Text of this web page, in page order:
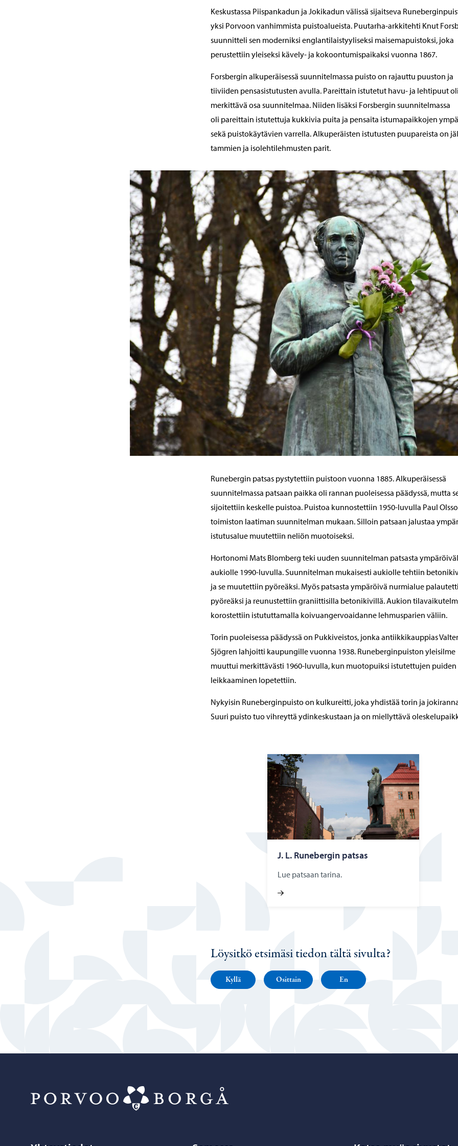
Keskustassa Piispankadun ja Jokikadun välissä sijaitseva
yksi Porvoon vanhimmista puistoalueista. Puutarha-arkkitehti Knut
suunnitteli sen moderniksi englantilaistyyliseksi maisemapuistoksi, joka
perustettiin yleiseksi kävely- ja kokoontumispaikaksi vuonna 1867.
Forsbergin alkuperäisessä suunnitelmassa puisto on rajauttu puuston ja
tiiviiden pensasistutusten avulla. Pareittain istutetut havu- ja lehtipuut
merkittävä osa suunnitelmaa. Niiden lisäksi Forsbergin suunnitelmassa
oli pareittain istutettuja kukkivia puita ja pensaita istumapaikkojen
sekä puistokäytävien varrella. Alkuperäisten istutusten puupareista on
tammien ja isolehtilehmusten parit.
Runebergin patsas pystytettiin puistoon vuonna 1885. Alkuperäisessä
suunnitelmassa patsaan paikka oli rannan puoleisessa päädyssä, mutta
sijoitettiin keskelle puistoa. Puistoa kunnostettiin 1950-luvulla Paul
toimiston laatiman suunnitelman mukaan. Silloin patsaan jalustaa
istutusalue muutettiin neliön muotoiseksi.
Hortonomi Mats Blomberg teki uuden suunnitelman patsasta
aukiolle 1990-luvulla. Suunnitelman mukaisesti aukiolle tehtiin
ja se muutettiin pyöreäksi. Myös patsasta ympäröivä nurmialue
pyöreäksi ja reunustettiin graniittisilla betonikivillä. Aukion
korostettiin istututtamalla koivuangervoaidanne lehmusparien väliin.
Torin puoleisessa päädyssä on Pukkiveistos, jonka antiikkikauppias Valter
Sjögren lahjoitti kaupungille vuonna 1938. Runeberginpuiston yleisilme
muuttui merkittävästi 1960-luvulla, kun muotopuiksi istutettujen puiden
leikkaaminen lopetettiin.
Nykyisin Runeberginpuisto on kulkureitti, joka yhdistää torin ja
Suuri puisto tuo vihreyttä ydinkeskustaan ja on miellyttävä
J. L. Ru­ne­ber­gin pat­sas
Lue patsaan tarina.
Löysitkö etsimäsi tiedon tältä sivulta?
Kyllä Osittain En